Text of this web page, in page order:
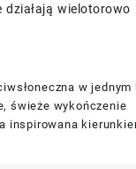
w jednym
świeże wykończenie
inspirowana